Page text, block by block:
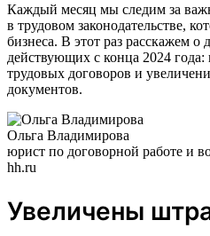
Каждый месяц мы следим за
в трудовом законодательстве,
бизнеса. В этот раз расскажем о
действующих с конца 2024
трудовых договоров и
документов.
Ольга Владимирова
юрист по договорной работе и
hh.ru
Увеличены